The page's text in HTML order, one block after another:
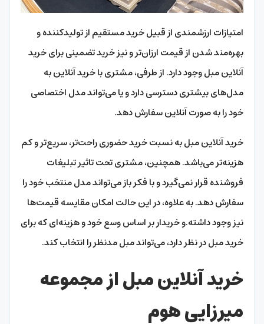
امتیازات ارزشمندی از قبیل خرید مستقیم از تولیدکننده و
بهره‌مند شدن از قیمت ارزان‌تر و نیز خرید تضمینی برای خرید
آنلاین مبل وجود دارد. از طرفی، مشتری با خرید آنلاین به
مدل‌های بیشتری دسترسی دارد و یا می‌تواند مدل اختصاصی
خود را به صورت آنلاین سفارش دهد.
خرید آنلاین مبل به نسبت خرید حضوری راحت‌تر، سریع‌تر و کم
هزینه‌تر می‌باشد. همچنین، مشتری تحت تاثیر تبلیغات
فروشنده قرار نمی‌گیرد و با فکر باز می‌تواند مدل منتخب خود را
سفارش دهد. به علاوه، در این حالت امکان مقایسه قیمت‌ها
نیز وجود داشته.و خریدار بر اساس وسع خود و هزینه‌ای که برای
خرید مبل در نظر دارد، می‌تواند مبل مدنظر را انتخاب کند.
خرید آنلاین مبل از مجموعه
میرزایی هوم